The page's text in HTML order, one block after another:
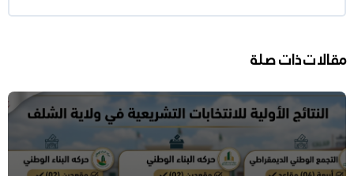
مقالات ذات صلة